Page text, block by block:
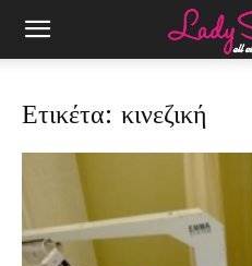
Ετικέτα: κινεζική